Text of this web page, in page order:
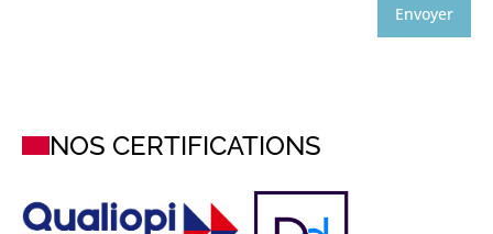
Envoyer
NOS CERTIFICATIONS